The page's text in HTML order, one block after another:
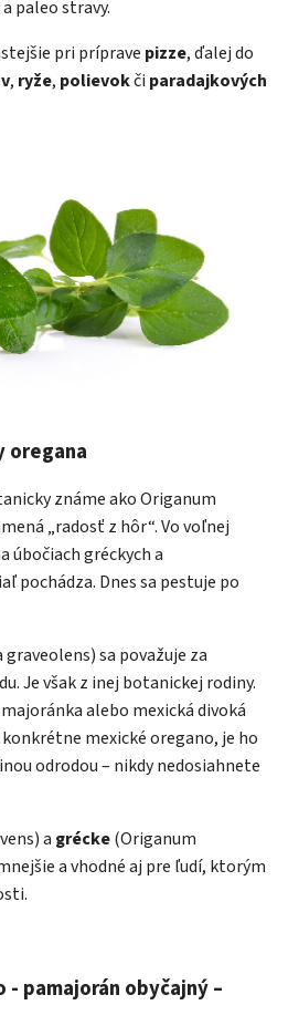
paleo stravy.
pri príprave pizze, ďalej do
, ryže, polievokči paradajkových
oregana
známe ako Origanum
„radosť z hôr“. Vo voľnej
úbočiach gréckych a
pochádza. Dnes sa pestuje po
graveolens) sa považuje za
Je však z inej botanickej rodiny.
alebo mexická divoká
mexické oregano, je ho
odrodou – nikdy nedosiahnete
a grécke(Origanum
a vhodné aj pre ľudí, ktorým
- pamajorán obyčajný –